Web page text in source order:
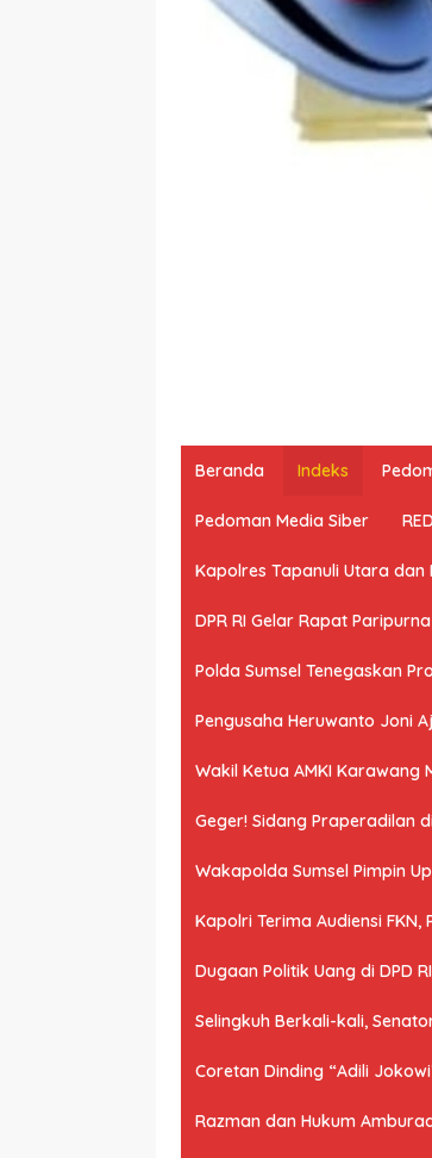
Beranda Indeks
Pedoman Media Siber
Kapolres Tapanuli Utara dan
DPR RI Gelar Rapat
Polda Sumsel Tenegaskan
Pengusaha Heruwanto Joni
Wakil Ketua AMKI Karawang
Geger! Sidang Praperadilan
Wakapolda Sumsel Pimpin
Kapolri Terima Audiensi
Dugaan Politik Uang di DPD
Selingkuh Berkali-kali,
Coretan Dinding “Adili
Razman dan Hukum